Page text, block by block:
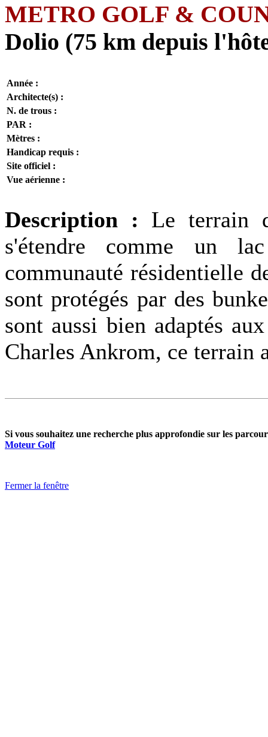
METRO GOLF &
Dolio (75 km depuis
Année :
Architecte(s) :
N. de trous :
PAR :
Mètres :
Handicap requis :
Site officiel :
Vue aérienne :
Description : Le terrain
s'étendre comme un
communauté résidentielle
sont protégés par des
sont aussi bien adaptés
Charles Ankrom, ce terrain
Si vous souhaitez une recherche plus approfondie sur les
Moteur Golf
Fermer la fenêtre